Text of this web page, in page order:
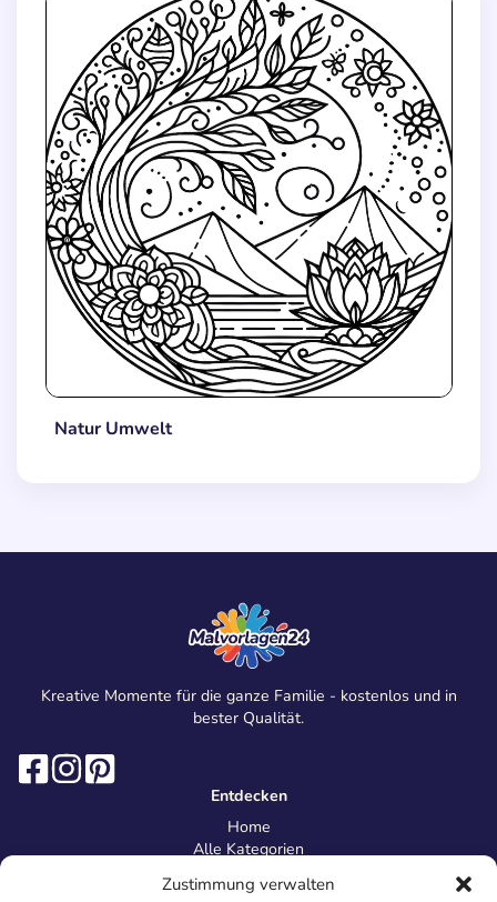
Zustimmung verwalten
Natur Umwelt
Kreative Momente für die ganze Familie - kostenlos und in
bester Qualität.
Entdecken
Home
Alle Kategorien
Information